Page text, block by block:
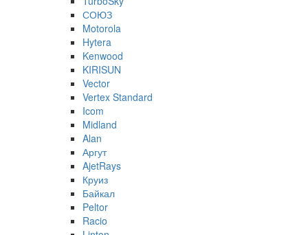
СОЮЗ
Motorola
Hytera
Kenwood
KIRISUN
Vector
Vertex Standard
Icom
Midland
Alan
Аргут
AjetRays
Круиз
Байкал
Peltor
Racio